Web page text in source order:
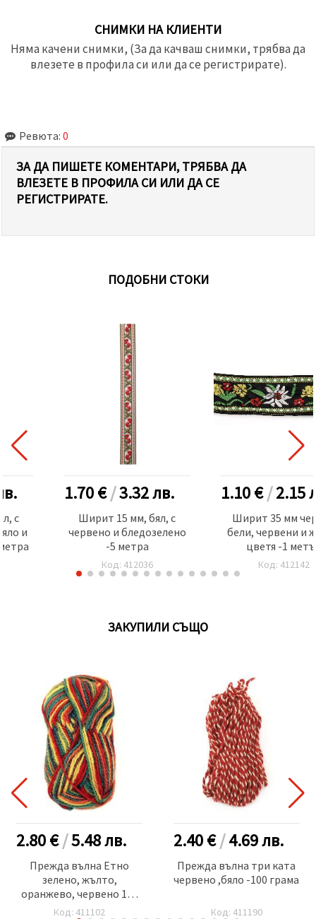
СНИМКИ НА КЛИЕНТИ
Няма качени снимки, (За да качваш снимки, трябва да
влезете в профила си или да се регистрирате).
Ревюта: 0
ЗА ДА ПИШЕТЕ КОМЕНТАРИ, ТРЯБВА ДА
ВЛЕЗЕТЕ В ПРОФИЛА СИ ИЛИ ДА СЕ
РЕГИСТРИРАТЕ.
ПОДОБНИ СТОКИ
с
и
1.70 €/3.32лв.
Ширит 15 мм, бял, с
червено и бледозелено
-5 метра
Код: 412036
1.10 €/2.15
Ширит 35 мм
бели, червени и
цветя -1
Код: 412142
ЗАКУПИЛИ СЪЩО
2.80 €/5.48лв.
Прежда вълна Етно
зелено, жълто,
оранжево, червено 100
грама -170 метра
Код: 411102
2.40 €/4.69лв.
Прежда вълна три ката
червено ,бяло -100 грама
Код: 411190